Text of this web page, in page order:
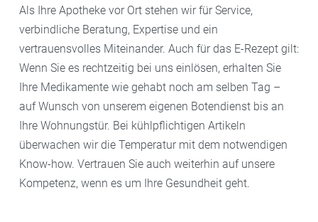
Als Ihre Apotheke vor Ort stehen wir für Service,
verbindliche Beratung, Expertise und ein
vertrauensvolles Miteinander. Auch für das E-Rezept gilt:
Wenn Sie es rechtzeitig bei uns einlösen, erhalten Sie
Ihre Medikamente wie gehabt noch am selben Tag –
auf Wunsch von unserem eigenen Botendienst bis an
Ihre Wohnungstür. Bei kühlpflichtigen Artikeln
überwachen wir die Temperatur mit dem notwendigen
Know-how. Vertrauen Sie auch weiterhin auf unsere
Kompetenz, wenn es um Ihre Gesundheit geht.